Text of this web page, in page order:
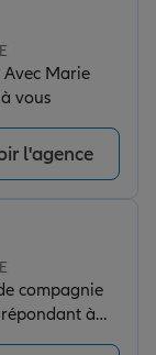
Marie
vous
l'agence
compagnie
à
:)